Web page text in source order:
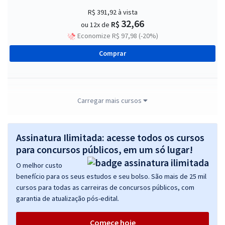
R$ 391,92à vista
ou 12x de R$ 32,66
Economize R$ 97,98 (-20%)
Comprar
DPE MS - Defensoria Pública do Estado de Mato Grosso do Sul -
Contador
R$ 239,84à vista
ou 12x deR$ 19,99
Economize R$ 59,96 (-20%)
Comprar
Carregar mais cursos
Assinatura Ilimitada: acesse todos os cursos
para concursos públicos, em um só lugar!
O melhor custo
benefício para os seus estudos e seu bolso. São mais de 25 mil
cursos para todas as carreiras de concursos públicos, com
garantia de atualização pós-edital.
Comece hoje